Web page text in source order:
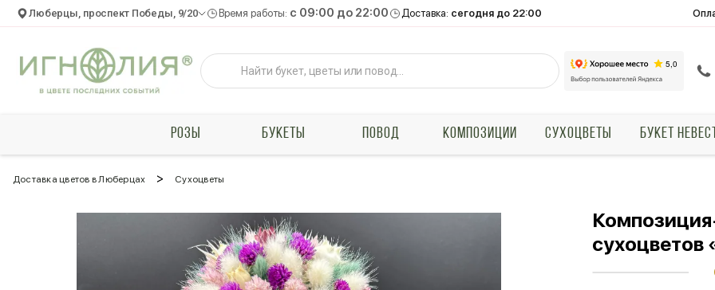
Люберцы, проспект Победы, 9/20 Время работы: c 09:00 до 22:00 Доставка: сегодня до 22:00
РОЗЫ БУКЕТЫ ПОВОД КОМПОЗИЦИИ СУХОЦВЕТЫ БУКЕТ
Доставка цветов в Люберцах > Сухоцветы
сухоцветов